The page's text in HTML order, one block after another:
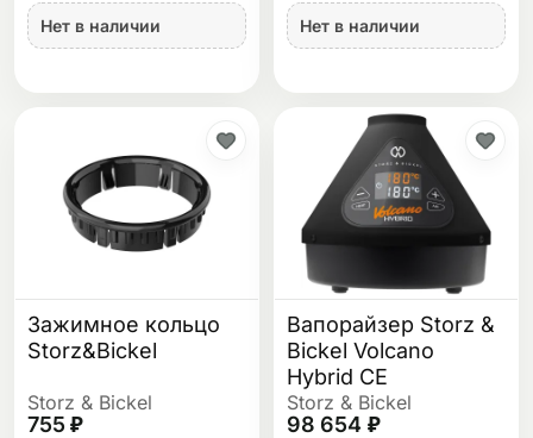
Нет в наличии Нет в наличии
Зажимное кольцо
Storz&Bickel
Storz & Bickel
755 ₽
Вапорайзер Storz &
Bickel Volcano
Hybrid CE
Storz & Bickel
98 654 ₽